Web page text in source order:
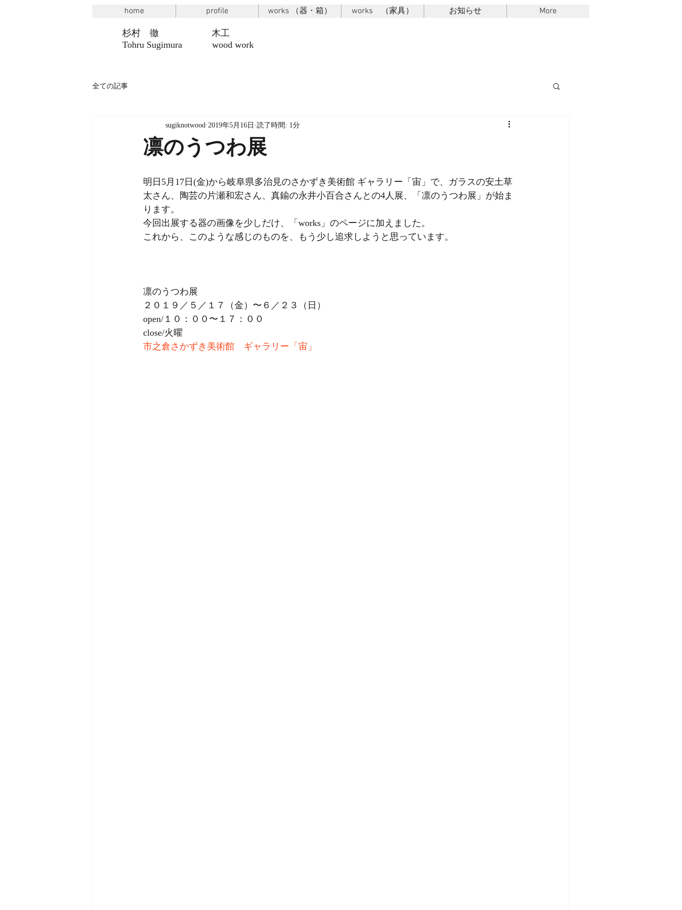
home profile works （器・箱） works （家具） お知らせ More
杉村 徹
木工
Tohru Sugimura wood work
全ての記事
凛のうつわ展
sugiknotwood 2019年5月16日 読了時間: 1分
明日5月17日(金)から岐阜県多治見のさかずき美術館 ギャラリー「宙」で、ガラスの安土草
太さん、陶芸の片瀬和宏さん、真鍮の永井小百合さんとの4人展、「凛のうつわ展」が始ま
ります。
今回出展する器の画像を少しだけ、「works」のページに加えました。
これから、このような感じのものを、もう少し追求しようと思っています。
凛のうつわ展
２０１９／５／１７（金）〜６／２３（日）
open/１０：００〜１７：００
close/火曜
市之倉さかずき美術館　ギャラリー「宙」